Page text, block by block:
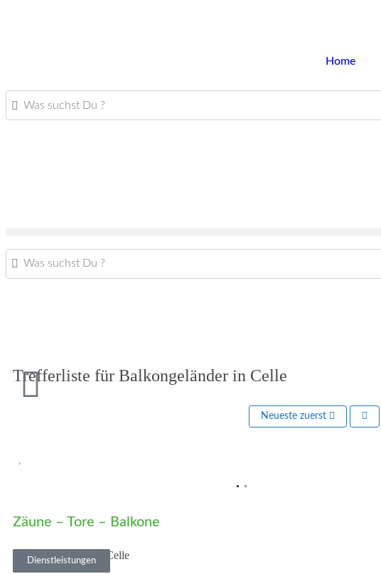
Home
Was suchst Du ?
Was suchst Du ?
Trefferliste für Balkongeländer in Celle
Neueste zuerst
Zäune – Tore – Balkone
Dienstleistungen
Steinfurt 11 • Celle